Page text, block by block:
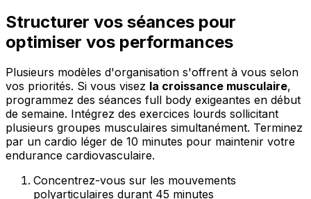
Structurer vos séances pour
optimiser vos performances
Plusieurs modèles d'organisation s'offrent à vous selon
vos priorités. Si vous visez la croissance musculaire,
programmez des séances full body exigeantes en début
de semaine. Intégrez des exercices lourds sollicitant
plusieurs groupes musculaires simultanément. Terminez
par un cardio léger de 10 minutes pour maintenir votre
endurance cardiovasculaire.
Concentrez-vous sur les mouvements
polyarticulaires durant 45 minutes